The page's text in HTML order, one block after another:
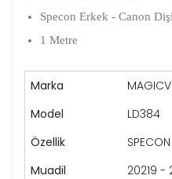
Specon Erkek - Canon
1 Metre
Marka
Model
LD384
Özellik
Muadil
20219 -